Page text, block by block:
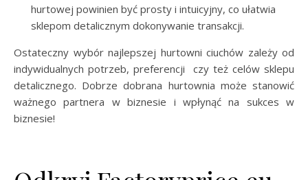
hurtowej powinien być prosty i intuicyjny, co ułatwia
sklepom detalicznym dokonywanie transakcji.
Ostateczny wybór najlepszej hurtowni ciuchów zależy od
indywidualnych potrzeb, preferencji czy też celów sklepu
detalicznego. Dobrze dobrana hurtownia może stanowić
ważnego partnera w biznesie i wpłynąć na sukces w
biznesie!